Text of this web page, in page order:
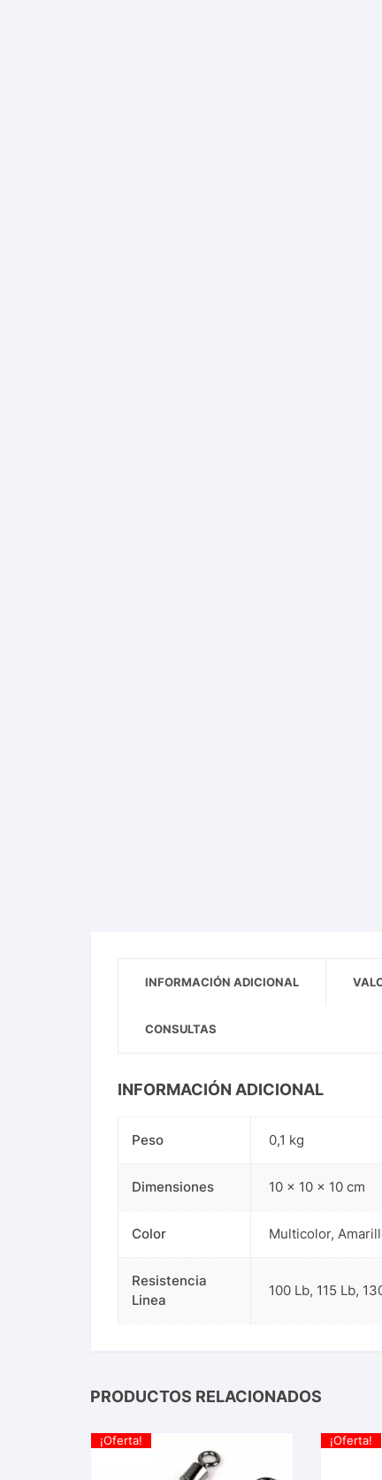
INFORMACIÓN ADICIONAL
CONSULTAS
INFORMACIÓN ADICIONAL
Peso 0,1 kg
Dimensiones 10 × 10 × 10 cm
Color Multicolor,
Resistencia
Linea
100 Lb, 115 Lb,
PRODUCTOS RELACIONADOS
¡Oferta! ¡Oferta!